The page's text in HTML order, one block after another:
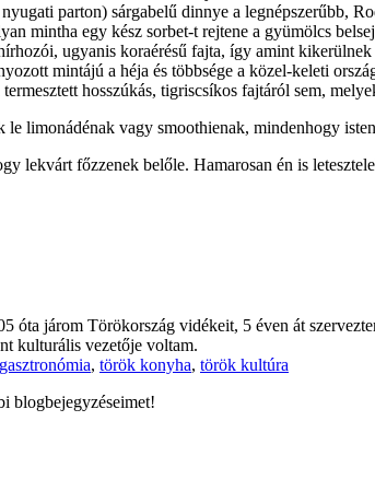
parton) sárgabelű dinnye a legnépszerűbb,
mintha egy kész sorbet-t rejtene a gyümölcs
ugyanis koraérésű fajta, így amint
mintájú a héja és többsége a közel-keleti
hosszúkás, tigriscsíkos fajtáról sem,
limonádénak vagy smoothienak, mindenhogy
lekvárt főzzenek belőle. Hamarosan én is
járom Törökország vidékeit, 5 éven át
kulturális vezetője voltam.
, török konyha, török kultúra
blogbejegyzéseimet!